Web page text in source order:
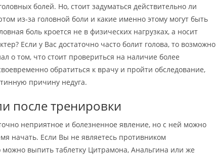
болей. Но, стоит задуматься действительно ли
из-за головной боли и какие именно этому могут быть
боль кроется не в физических нагрузках, а носит
Если у Вас достаточно часто болит голова, то возможно
о том, что стоит провериться на наличие более
обратиться к врачу и пройти обследование,
причину недуга.
после тренировки
неприятное и болезненное явление, но с ней можно
начать. Если Вы не являетесь противником
выпить таблетку Цитрамона, Анальгина или же